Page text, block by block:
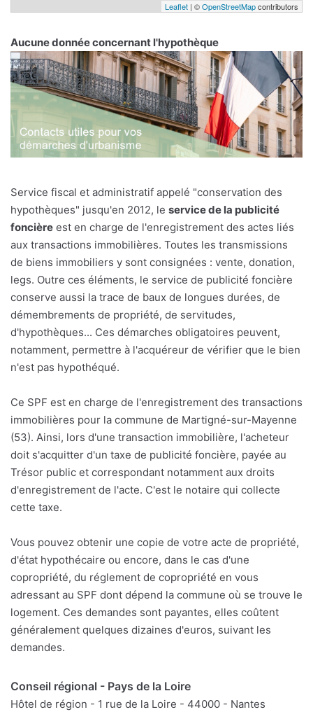
Leaflet | ©OpenStreetMapcontributors
Aucune donnée concernant l'hypothèque
Service fiscal et administratif appelé "conservation des
hypothèques" jusqu'en 2012, le service de la publicité
foncière est en charge de l'enregistrement des actes liés
aux transactions immobilières. Toutes les transmissions
de biens immobiliers y sont consignées : vente, donation,
legs. Outre ces éléments, le service de publicité foncière
conserve aussi la trace de baux de longues durées, de
démembrements de propriété, de servitudes,
d'hypothèques... Ces démarches obligatoires peuvent,
notamment, permettre à l'acquéreur de vérifier que le bien
n'est pas hypothéqué.
Ce SPF est en charge de l'enregistrement des transactions
immobilières pour la commune de Martigné-sur-Mayenne
(53). Ainsi, lors d'une transaction immobilière, l'acheteur
doit s'acquitter d'un taxe de publicité foncière, payée au
Trésor public et correspondant notamment aux droits
d'enregistrement de l'acte. C'est le notaire qui collecte
cette taxe.
Vous pouvez obtenir une copie de votre acte de propriété,
d'état hypothécaire ou encore, dans le cas d'une
copropriété, du réglement de copropriété en vous
adressant au SPF dont dépend la commune où se trouve le
logement. Ces demandes sont payantes, elles coûtent
généralement quelques dizaines d'euros, suivant les
demandes.
Conseil régional - Pays de la Loire
Hôtel de région - 1 rue de la Loire - 44000 - Nantes